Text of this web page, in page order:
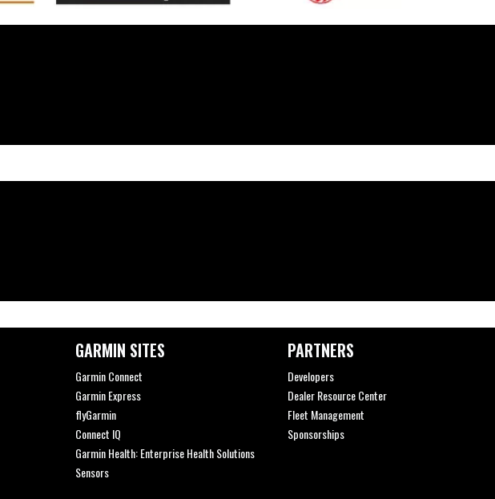
GARMIN SITES
Garmin Connect
Garmin Express
flyGarmin
Connect IQ
Garmin Health: Enterprise Health Solutions
Sensors
PARTNERS
Developers
Dealer Resource Center
Fleet Management
Sponsorships